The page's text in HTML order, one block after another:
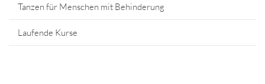
Tanzen für Menschen mit Behinderung
Laufende Kurse